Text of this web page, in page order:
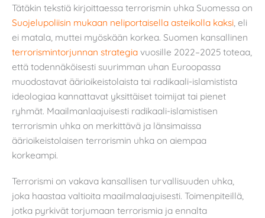
Tätäkin tekstiä kirjoittaessa terrorismin uhka Suomessa on
Suojelupoliisin mukaan neliportaisella asteikolla kaksi, eli
ei matala, muttei myöskään korkea. Suomen kansallinen
terrorismintorjunnan strategia vuosille 2022–2025 toteaa,
että todennäköisesti suurimman uhan Euroopassa
muodostavat äärioikeistolaista tai radikaali-islamistista
ideologiaa kannattavat yksittäiset toimijat tai pienet
ryhmät. Maailmanlaajuisesti radikaali-islamistisen
terrorismin uhka on merkittävä ja länsimaissa
äärioikeistolaisen terrorismin uhka on aiempaa
korkeampi.
Terrorismi on vakava kansallisen turvallisuuden uhka,
joka haastaa valtioita maailmalaajuisesti. Toimenpiteillä,
jotka pyrkivät torjumaan terrorismia ja ennalta